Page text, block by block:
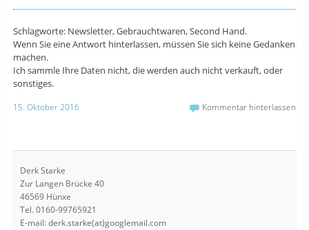
Schlagworte: Newsletter, Gebrauchtwaren, Second Hand.
Wenn Sie eine Antwort hinterlassen, müssen Sie sich keine Gedanken
machen.
Ich sammle Ihre Daten nicht, die werden auch nicht verkauft, oder
sonstiges.
15. Oktober 2016 Kommentar hinterlassen
Derk Starke
Zur Langen Brücke 40
46569 Hünxe
Tel. 0160-99765921
E-mail: derk.starke(at)googlemail.com